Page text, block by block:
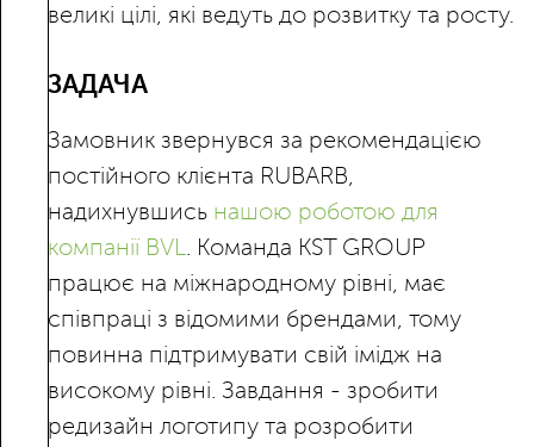
великі цілі, які ведуть до розвитку та росту.
ЗАДАЧА
Замовник звернувся за рекомендацією
постійного клієнта RUBARB,
надихнувшись нашою роботою для
компанії BVL. Команда KST GROUP
працює на міжнародному рівні, має
співпраці з відомими брендами, тому
повинна підтримувати свій імідж на
високому рівні. Завдання - зробити
редизайн логотипу та розробити